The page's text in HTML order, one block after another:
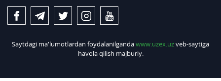
Saytdagi ma'lumotlardan foydalanilgandawww.uzex.uzveb-saytiga
havola qilish majburiy.